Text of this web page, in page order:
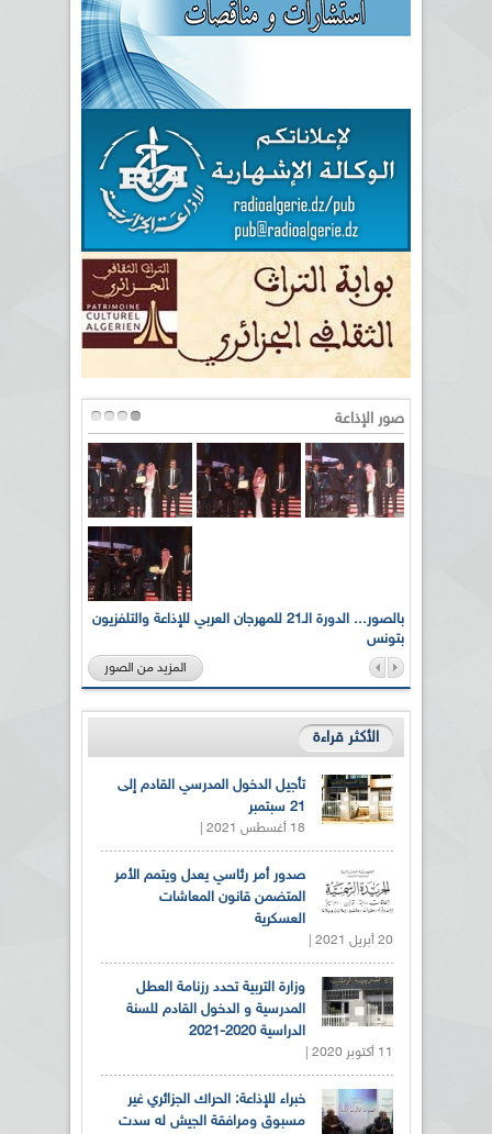
صور الإذاعة
بالصور... الدورة الـ21 للمهرجان العربي للإذاعة والتلفزيون
بتونس
المزيد من الصور
الأكثر قراءة
تأجيل الدخول المدرسي القادم إلى
21 سبتمبر
18 أغسطس 2021 |
صدور أمر رئاسي يعدل ويتمم الأمر
المتضمن قانون المعاشات
العسكرية
20 أبريل 2021 |
وزارة التربية تحدد رزنامة العطل
المدرسية و الدخول القادم للسنة
الدراسية 2020-2021
11 أكتوبر 2020 |
خبراء للإذاعة: الحراك الجزائري غير
مسبوق ومرافقة الجيش له سدت